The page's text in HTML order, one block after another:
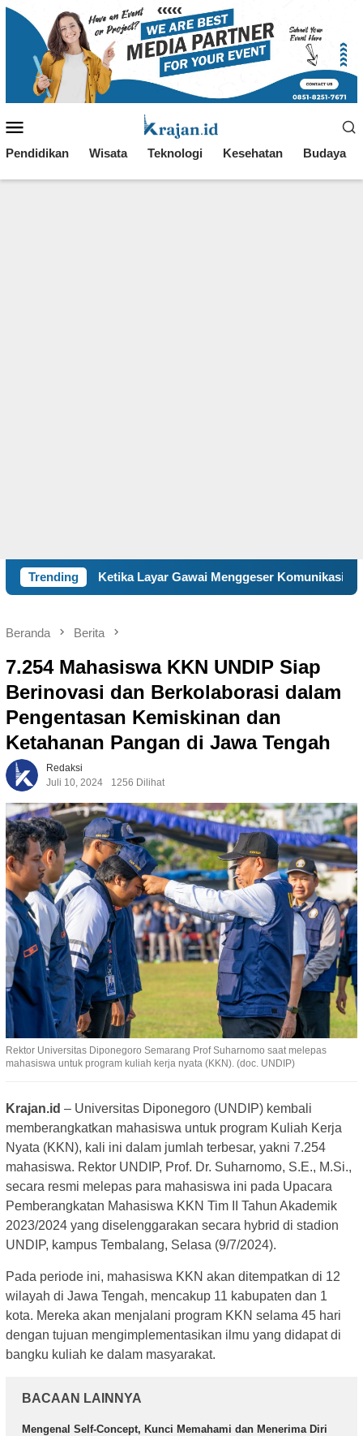
Loncat
Mobile
Pendidikan Wisata Teknologi Kesehatan Budaya
Trending
Layar Gawai Menggeser Komunikasi Keluarga, ILM
Beranda Berita
7.254 Mahasiswa KKN UNDIP Siap
Berinovasi dan Berkolaborasi dalam
Pengentasan Kemiskinan dan
Ketahanan Pangan di Jawa Tengah
Redaksi
Juli 10, 2024
1256 Dilihat
Rektor Universitas Diponegoro Semarang Prof Suharnomo saat melepas
mahasiswa untuk program kuliah kerja nyata (KKN). (doc. UNDIP)
Krajan.id – Universitas Diponegoro (UNDIP) kembali
memberangkatkan mahasiswa untuk program Kuliah Kerja
Nyata (KKN), kali ini dalam jumlah terbesar, yakni 7.254
mahasiswa. Rektor UNDIP, Prof. Dr. Suharnomo, S.E., M.Si.,
secara resmi melepas para mahasiswa ini pada Upacara
Pemberangkatan Mahasiswa KKN Tim II Tahun Akademik
2023/2024 yang diselenggarakan secara hybrid di stadion
UNDIP, kampus Tembalang, Selasa (9/7/2024).
Pada periode ini, mahasiswa KKN akan ditempatkan di 12
wilayah di Jawa Tengah, mencakup 11 kabupaten dan 1
kota. Mereka akan menjalani program KKN selama 45 hari
dengan tujuan mengimplementasikan ilmu yang didapat di
bangku kuliah ke dalam masyarakat.
BACAAN LAINNYA
Mengenal Self-Concept, Kunci Memahami dan Menerima Diri